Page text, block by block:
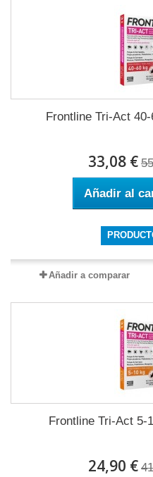
Frontline Tri-Act
33,08 €
Añadir al
Añadir a comparar
Frontline Tri-Act 5-
24,90 €